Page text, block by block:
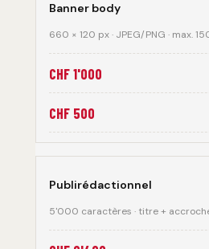
Banner body
660 × 120 px · JPEG/PNG · max.
CHF 1'000
CHF 500
Publirédactionnel
5'000 caractères · titre +